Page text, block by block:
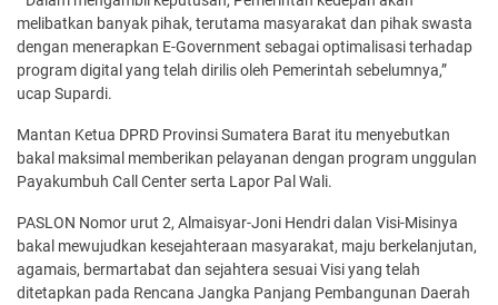
melibatkan banyak pihak, terutama masyarakat dan pihak swasta
dengan menerapkan E-Government sebagai optimalisasi terhadap
program digital yang telah dirilis oleh Pemerintah sebelumnya,”
ucap Supardi.
Mantan Ketua DPRD Provinsi Sumatera Barat itu menyebutkan
bakal maksimal memberikan pelayanan dengan program unggulan
Payakumbuh Call Center serta Lapor Pal Wali.
PASLON Nomor urut 2, Almaisyar-Joni Hendri dalan Visi-Misinya
bakal mewujudkan kesejahteraan masyarakat, maju berkelanjutan,
agamais, bermartabat dan sejahtera sesuai Visi yang telah
ditetapkan pada Rencana Jangka Panjang Pembangunan Daerah